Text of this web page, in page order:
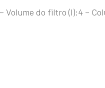
do filtro (l):4 –